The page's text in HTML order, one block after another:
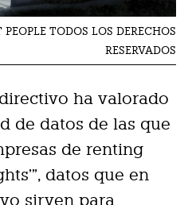
TODOS LOS DERECHOS
RESERVADOS
ha valorado
de datos de las que
de renting
datos que en
sirven para